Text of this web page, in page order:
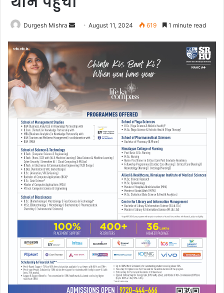
Durgesh Mishra
Send
email
August 11, 2024 619 1 minute read